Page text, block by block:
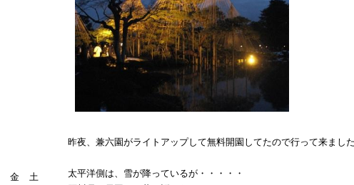
金
土
昨夜、兼六園がライトアップして無料開園してたので行って来まし
太平洋側は、雪が降っているが・・・・・